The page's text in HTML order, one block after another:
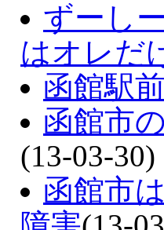
ずーし
はオレだ
函館駅
函館市
(13-03-30)
函館市